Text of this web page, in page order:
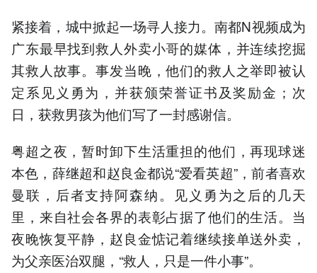
紧接着，城中掀起一场寻人接力。南都N视频成为
广东最早找到救人外卖小哥的媒体，并连续挖掘
其救人故事。事发当晚，他们的救人之举即被认
定系见义勇为，并获颁荣誉证书及奖励金；次
日，获救男孩为他们写了一封感谢信。
粤超之夜，暂时卸下生活重担的他们，再现球迷
本色，薛继超和赵良金都说“爱看英超”，前者喜欢
曼联，后者支持阿森纳。见义勇为之后的几天
里，来自社会各界的表彰占据了他们的生活。当
夜晚恢复平静，赵良金惦记着继续接单送外卖，
为父亲医治双腿，“救人，只是一件小事”。